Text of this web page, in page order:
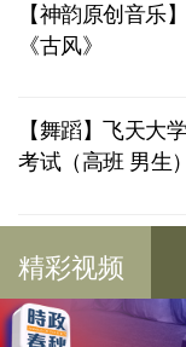
【神韵原创音乐
《古风》
【舞蹈】飞天大
考试（高班 男生）
精彩视频